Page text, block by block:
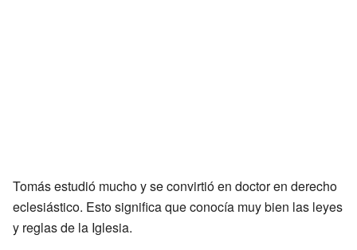
Tomás estudió mucho y se convirtió en doctor en derecho
eclesiástico. Esto significa que conocía muy bien las leyes
y reglas de la Iglesia.